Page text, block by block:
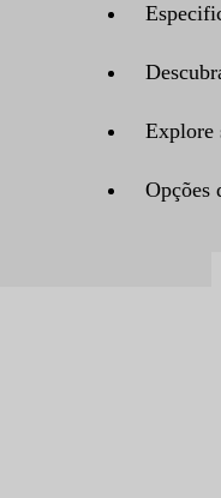
Explore
Opções